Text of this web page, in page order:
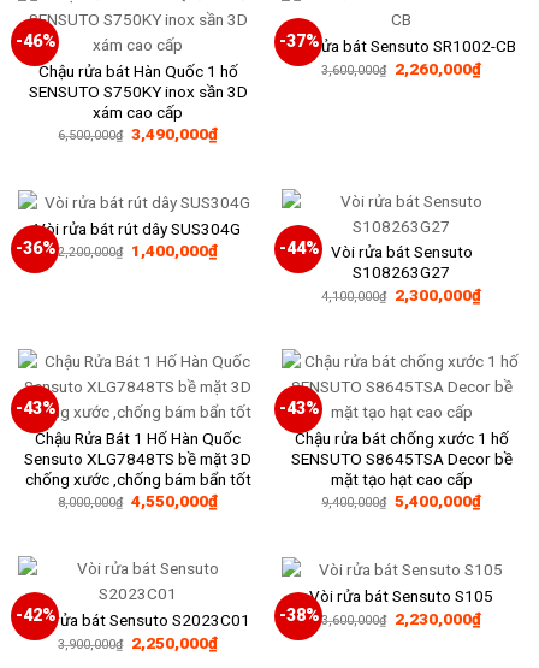
-46%
Chậu rửa bát Hàn Quốc 1 hố
SENSUTO S750KY inox sần 3D
xám cao cấp
6,500,000₫ Giá
gốc
3,490,000₫Giá
hiện
3,490,000₫.
-37%
Vòi rửa bát Sensuto SR1002-CB
3,600,000₫ Giá
gốc
2,260,000₫Giá
hiện
-36%
Vòi rửa bát rút dây SUS304G
2,200,000₫ Giá
gốc
1,400,000₫Giá
hiện
-44%
Vòi rửa bát Sensuto
S108263G27
4,100,000₫ Giá
gốc
2,300,000₫Giá
hiện
-43%
Chậu Rửa Bát 1 Hố Hàn Quốc
Sensuto XLG7848TS bề mặt 3D
chống xước ,chống bám bẩn tốt
8,000,000₫ Giá
gốc
4,550,000₫Giá
hiện
4,550,000₫.
-43%
Chậu rửa bát chống xước 1 hố
SENSUTO S8645TSA Decor bề
mặt tạo hạt cao cấp
9,400,000₫ Giá
gốc
5,400,000₫Giá
hiện
-42%
Vòi rửa bát Sensuto S2023C01
3,900,000₫ Giá
gốc
2,250,000₫Giá
hiện
-38%
Vòi rửa bát Sensuto S105
3,600,000₫ Giá
gốc
2,230,000₫Giá
hiện